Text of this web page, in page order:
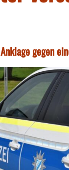
gegen